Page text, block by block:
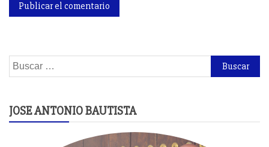
Buscar:
JOSE ANTONIO BAUTISTA